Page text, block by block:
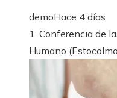
demoHace 4 días
1. Conferencia de
Humano